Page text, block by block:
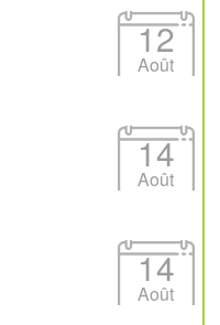
12
Août
14
Août
14
Août